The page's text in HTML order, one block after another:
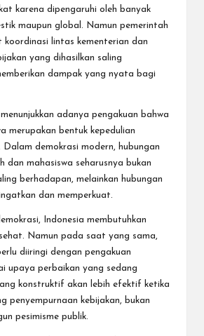
karena dipengaruhi oleh banyak
maupun global. Namun pemerintah
koordinasi lintas kementerian dan
yang dihasilkan saling
dampak yang nyata bagi
adanya pengakuan bahwa
merupakan bentuk kepedulian
demokrasi modern, hubungan
dan mahasiswa seharusnya bukan
berhadapan, melainkan hubungan
dan memperkuat.
Indonesia membutuhkan
Namun pada saat yang sama,
diiringi dengan pengakuan
upaya perbaikan yang sedang
konstruktif akan lebih efektif ketika
penyempurnaan kebijakan, bukan
pesimisme publik.